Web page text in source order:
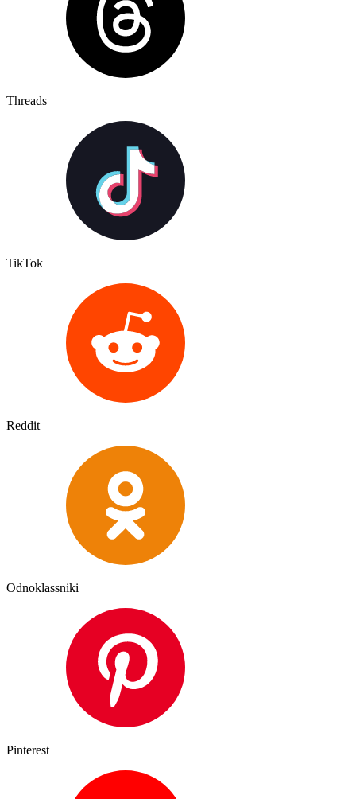
Threads
TikTok
Reddit
Odnoklassniki
Pinterest